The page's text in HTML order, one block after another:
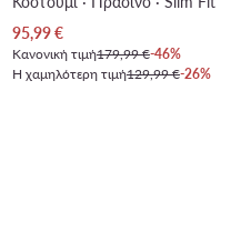
Τρέχουσα τιμή
95,99€
Κανονική τιμή179,99 €-46%
Η χαμηλότερη τιμή129,99 €-26%